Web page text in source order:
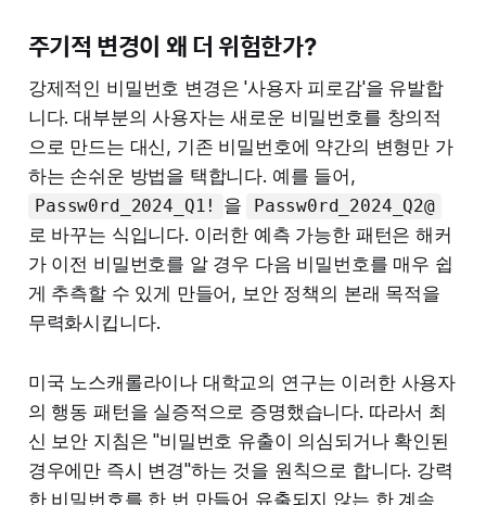
주기적 변경이 왜 더 위험한가?
강제적인 비밀번호 변경은 '사용자 피로감'을 유발합
니다. 대부분의 사용자는 새로운 비밀번호를 창의적
으로 만드는 대신, 기존 비밀번호에 약간의 변형만 가
하는 손쉬운 방법을 택합니다. 예를 들어,
Passw0rd_2024_Q1! 을 Passw0rd_2024_Q2@
로 바꾸는 식입니다. 이러한 예측 가능한 패턴은 해커
가 이전 비밀번호를 알 경우 다음 비밀번호를 매우 쉽
게 추측할 수 있게 만들어, 보안 정책의 본래 목적을
무력화시킵니다.
미국 노스캐롤라이나 대학교의 연구는 이러한 사용자
의 행동 패턴을 실증적으로 증명했습니다. 따라서 최
신 보안 지침은 "비밀번호 유출이 의심되거나 확인된
경우에만 즉시 변경"하는 것을 원칙으로 합니다. 강력
한 비밀번호를 한 번 만들어 유출되지 않는 한 계속